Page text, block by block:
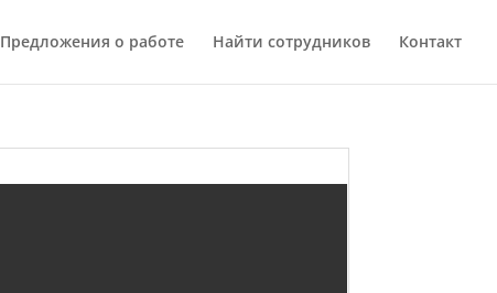
Предложения о работе Найти сотрудников Контакт